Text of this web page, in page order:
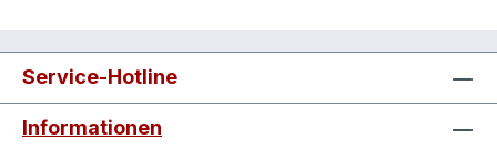
Service-Hotline
Informationen